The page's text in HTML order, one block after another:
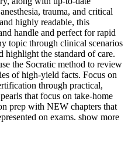
trauma, and critical
highly readable, this
handle and perfect for rapid
topic through clinical scenarios
highlight the standard of care.
the Socratic method to review
of high-yield facts. Focus on
through practical,
that focus on take-home
prep with NEW chapters that
on exams. show more